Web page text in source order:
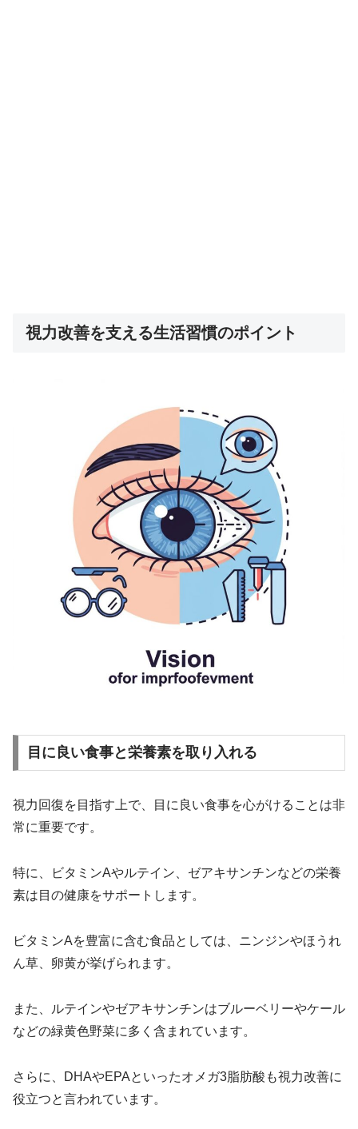
視力改善を支える生活習慣のポイント
目に良い食事と栄養素を取り入れる
視力回復を目指す上で、目に良い食事を心がけることは非
常に重要です。
特に、ビタミンAやルテイン、ゼアキサンチンなどの栄養
素は目の健康をサポートします。
ビタミンAを豊富に含む食品としては、ニンジンやほうれ
ん草、卵黄が挙げられます。
また、ルテインやゼアキサンチンはブルーベリーやケール
などの緑黄色野菜に多く含まれています。
さらに、DHAやEPAといったオメガ3脂肪酸も視力改善に
役立つと言われています。